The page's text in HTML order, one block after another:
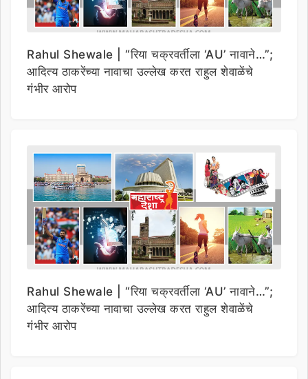
Rahul Shewale | “रिया चक्रवर्तीला ‘AU’ नावाने…”;
आदित्य ठाकरेंच्या नावाचा उल्लेख करत राहुल शेवाळेंचे
गंभीर आरोप
Rahul Shewale | “रिया चक्रवर्तीला ‘AU’ नावाने…”;
आदित्य ठाकरेंच्या नावाचा उल्लेख करत राहुल शेवाळेंचे
गंभीर आरोप